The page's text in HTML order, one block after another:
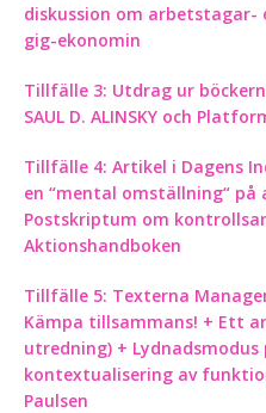
diskussion om arbetstagar-
gig-ekonomin
Tillfälle 3: Utdrag ur
SAUL D. ALINSKY och
Tillfälle 4: Artikel i Dagens
en “mental omställning“ på
Postskriptum om
Aktionshandboken
Tillfälle 5: Texterna
Kämpa tillsammans! + Ett
utredning) +
kontextualisering av
Paulsen